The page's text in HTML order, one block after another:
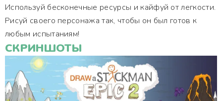
Используй бесконечные ресурсы и кайфуй от легкости.
Рисуй своего персонажа так, чтобы он был готов к
любым испытаниям!
СКРИНШОТЫ